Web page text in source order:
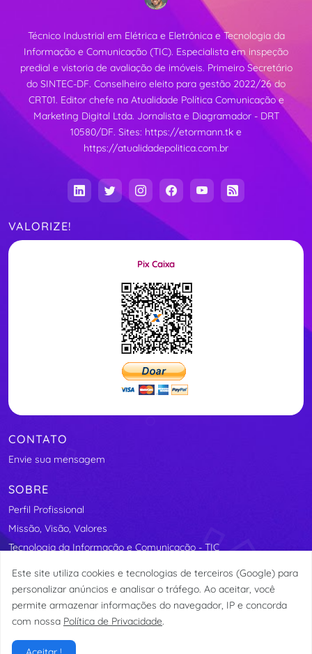
Técnico Industrial em Elétrica e Eletrônica e Tecnologia da
Informação e Comunicação (TIC). Especialista em inspeção
predial e vistoria de avaliação de imóveis. Primeiro Secretário
do SINTEC-DF. Conselheiro eleito para gestão 2022/26 do
CRT01. Editor chefe na Atualidade Política Comunicação e
Marketing Digital Ltda. Jornalista e Diagramador - DRT
10580/DF. Sites: https://etormann.tk e
https://atualidadepolitica.com.br
VALORIZE!
Pix Caixa
CONTATO
Envie sua mensagem
SOBRE
Perfil Profissional
Missão, Visão, Valores
Tecnologia da Informação e Comunicação - TIC
Segurança Elétrica
Assosindicos - Associação de Síndicos do Distrito Federal
Este site utiliza cookies e tecnologias de terceiros (Google) para
personalizar anúncios e analisar o tráfego. Ao aceitar, você
permite armazenar informações do navegador, IP e concorda
com nossa Política de Privacidade.